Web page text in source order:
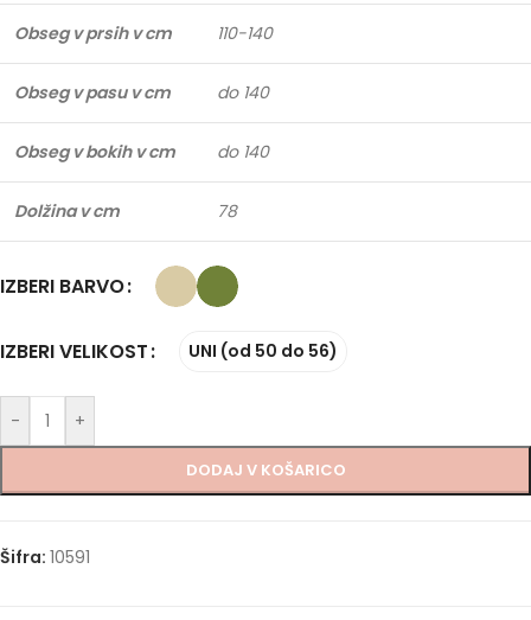
Obseg v prsih v cm 110-140
Obseg v pasu v cm do 140
Obseg v bokih v cm do 140
Dolžina v cm 78
IZBERI BARVO
IZBERI VELIKOST UNI (od 50 do 56)
- +
DODAJ V KOŠARICO
Šifra: 10591